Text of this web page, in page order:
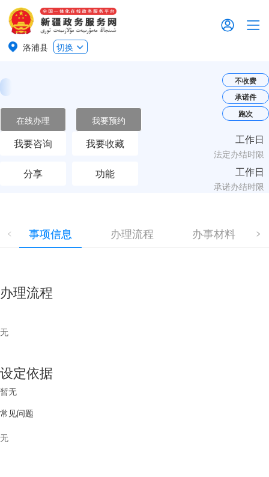
洛浦县 切换
在线办理 我要预约
我要咨询 我要收藏
分享 功能
不收费
承诺件
跑次
工作日
法定办结时限
工作日
承诺办结时限
事项信息 办理流程 办事材料
办理流程
无
设定依据
暂无
常见问题
无